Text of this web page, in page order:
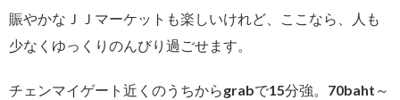
賑やかなＪＪマーケットも楽しいけれど、ここなら、人も
少なくゆっくりのんびり過ごせます。
チェンマイゲート近くのうちからgrabで15分強。70baht～